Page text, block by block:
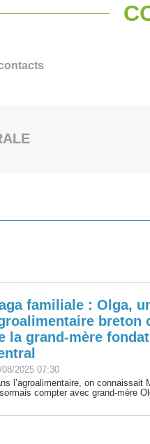
familiale : Olga,
breton
la grand-mère
08/2025 07:30
l’agroalimentaire, on connaissait
compter avec grand-mère